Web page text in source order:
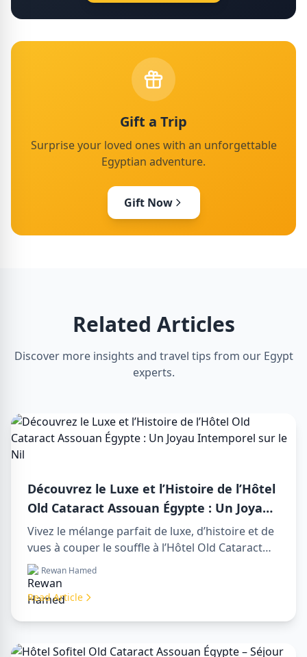
Gift a Trip
Surprise your loved ones with an unforgettable
Egyptian adventure.
Gift Now
Related Articles
Discover more insights and travel tips from our Egypt
experts.
Découvrez le Luxe et l’Histoire de l’Hôtel
Old Cataract Assouan Égypte : Un Joyau
Intemporel sur le Nil
Vivez le mélange parfait de luxe, d’histoire et de
vues à couper le souffle à l’Hôtel Old Cataract
Assouan Égypte. Explorez des day tours in luxor
egypt inoubliables et profitez d’un day trip to
aswan from luxor mémorable.
Rewan Hamed
Read Article